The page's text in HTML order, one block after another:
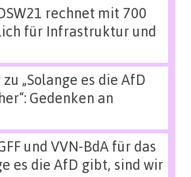
rechnet mit 700
für Infrastruktur und
zu „Solange es die AfD
Gedenken an
und VVN-BdA für das
es die AfD gibt, sind wir